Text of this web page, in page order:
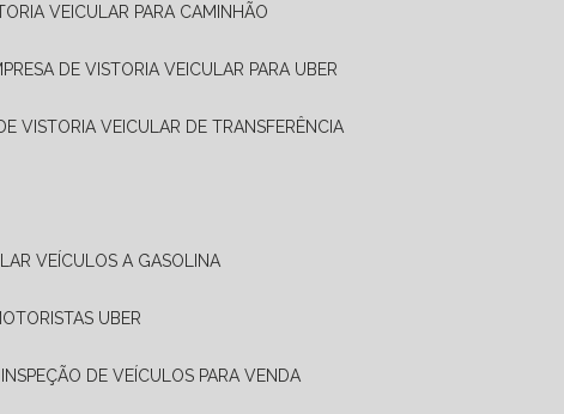
VEICULAR PARA CAMINHÃO
DE VISTORIA VEICULAR PARA UBER
DE VISTORIA VEICULAR DE TRANSFERÊNCIA
VEÍCULOS A GASOLINA
UBER
INSPEÇÃO DE VEÍCULOS PARA VENDA